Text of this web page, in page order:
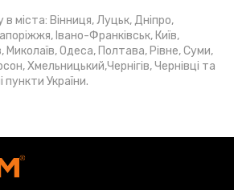
міста: Вінниця, Луцьк, Дніпро,
Івано-Франківськ, Київ,
Миколаїв, Одеса, Полтава, Рівне, Суми,
Хмельницький,Чернігів, Чернівці та
пункти України.